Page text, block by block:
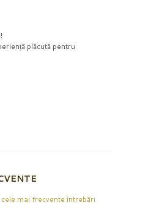
plăcută pentru
mai frecvente întrebări